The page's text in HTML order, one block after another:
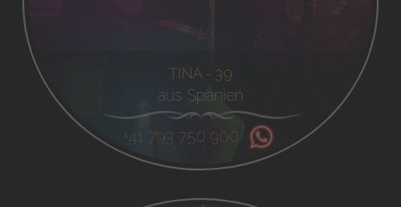
TINA - 39
aus Spanien
+41 793 750 900